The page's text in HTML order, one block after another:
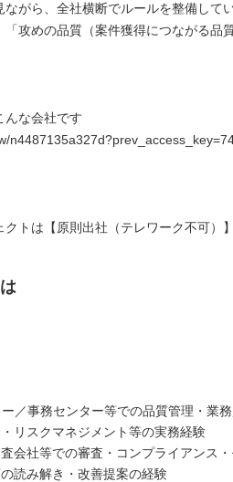
ながら、全社横断でルールを整備して
「攻めの品質（案件獲得につながる品
んな会社です
クトは【原則出社（テレワーク不可）
／事務センター等での品質管理・業
リスクマネジメント等の実務経験
会社等での審査・コンプライアンス
読み解き・改善提案の経験